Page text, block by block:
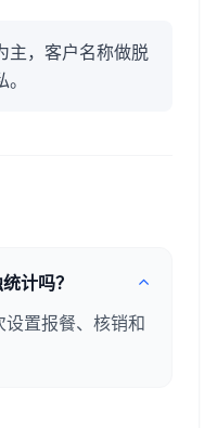
主，客户名称做脱
计吗？
置报餐、核销和